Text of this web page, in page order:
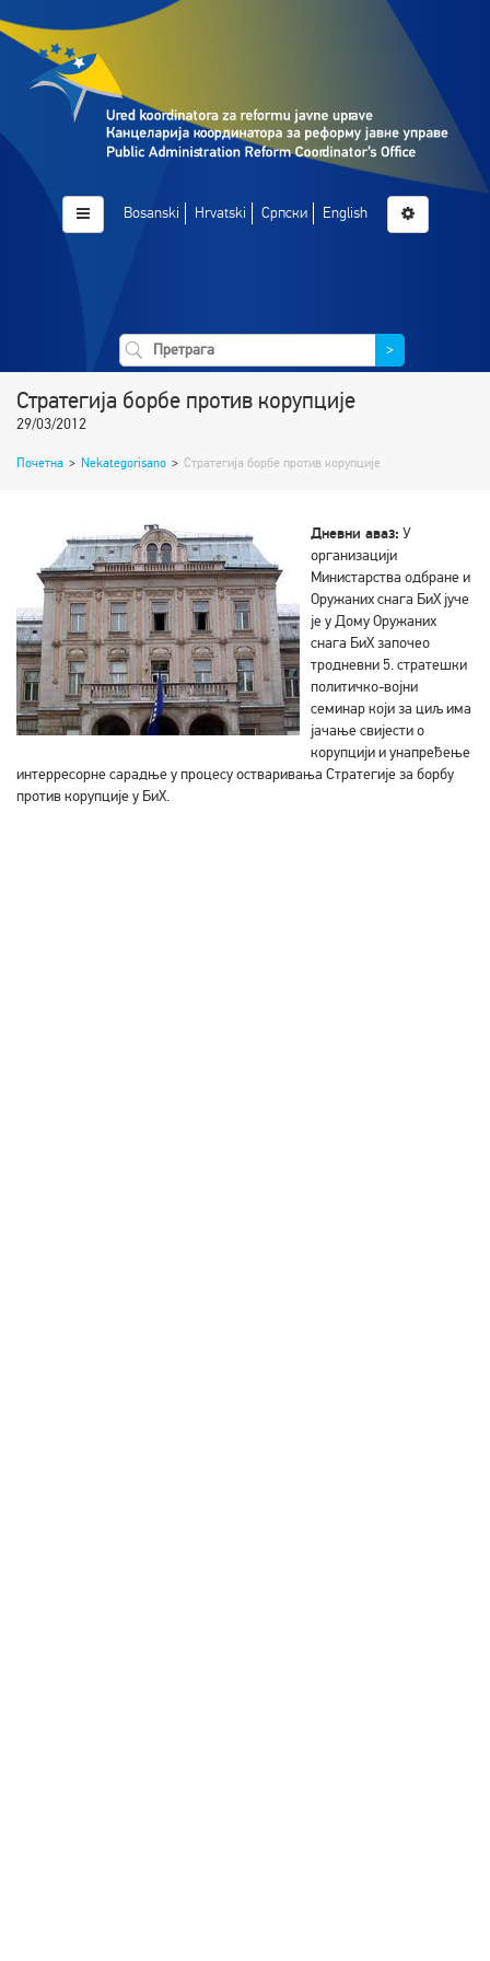
Bosanski Hrvatski Српски English
>
Стратегија борбе против корупције
29/03/2012
Почетна > Nekategorisano > Стратегија борбе против корупције
Дневни аваз: У
организацији
Министарства одбране и
Оружаних снага БиХ јуче
је у Дому Оружаних
снага БиХ започео
тродневни 5. стратешки
политичко-војни
семинар који за циљ има
јачање свијести о
корупцији и унапређење
интерресорне сарадње у процесу остваривања Стратегије за борбу
против корупције у БиХ.